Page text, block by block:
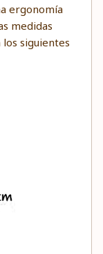
ergonomía
medidas
siguientes